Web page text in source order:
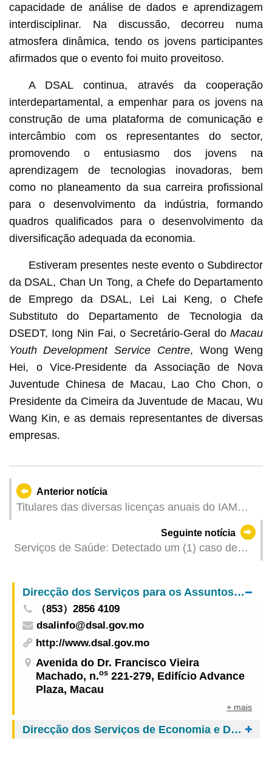
capacidade de análise de dados e aprendizagem
interdisciplinar. Na discussão, decorreu numa
atmosfera dinâmica, tendo os jovens participantes
afirmados que o evento foi muito proveitoso.
A DSAL continua, através da cooperação
interdepartamental, a empenhar para os jovens na
construção de uma plataforma de comunicação e
intercâmbio com os representantes do sector,
promovendo o entusiasmo dos jovens na
aprendizagem de tecnologias inovadoras, bem
como no planeamento da sua carreira profissional
para o desenvolvimento da indústria, formando
quadros qualificados para o desenvolvimento da
diversificação adequada da economia.
Estiveram presentes neste evento o Subdirector
da DSAL, Chan Un Tong, a Chefe do Departamento
de Emprego da DSAL, Lei Lai Keng, o Chefe
Substituto do Departamento de Tecnologia da
DSEDT, Iong Nin Fai, o Secretário-Geral doMacau
Youth Development Service Centre, Wong Weng
Hei, o Vice-Presidente da Associação de Nova
Juventude Chinesa de Macau, Lao Cho Chon, o
Presidente da Cimeira da Juventude de Macau, Wu
Wang Kin, e as demais representantes de diversas
empresas.
Anterior notícia
Titulares das diversas licenças anuais do IAM
Fevereiro mediante a “Plataforma para Empresas
e Associações” ou nos centros de prestação de
Seguinte notícia
Serviços de Saúde: Detectado um (1) caso de
Direcção dos Serviços para os Assuntos Laborais
（853）2856 4109
dsalinfo@dsal.gov.mo
http://www.dsal.gov.mo
Avenida do Dr. Francisco Vieira
Machado, n.os 221-279, Edifício Advance
Plaza, Macau
+ mais
Direcção dos Serviços de Economia e Desenvolvimento Tecnológico